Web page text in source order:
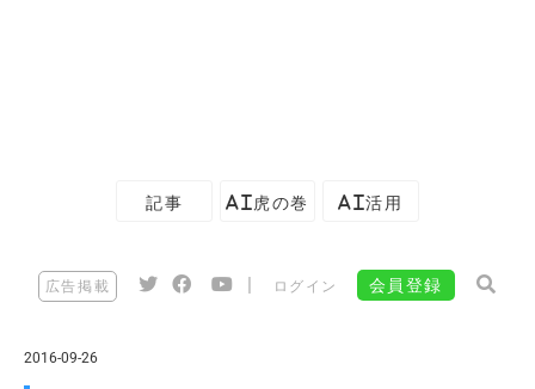
記事 AI虎の巻 AI活用
広告掲載 ログイン 会員登録
2016-09-26